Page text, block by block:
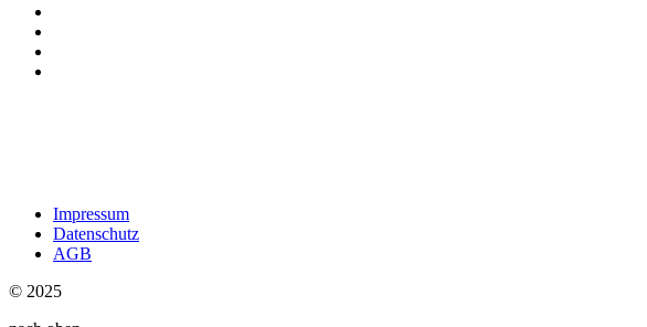
Impressum
Datenschutz
AGB
© 2025